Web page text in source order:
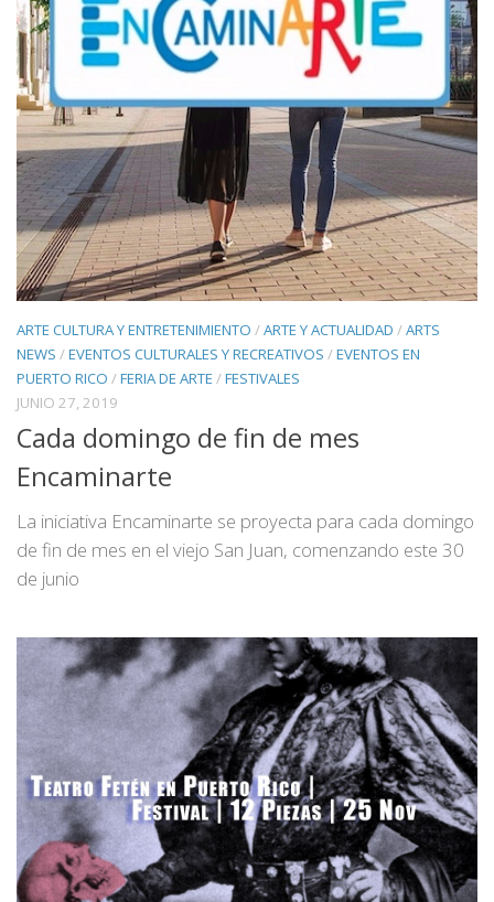
ARTE CULTURA Y ENTRETENIMIENTO /ARTE Y ACTUALIDAD /ARTS
NEWS /EVENTOS CULTURALES Y RECREATIVOS /EVENTOS EN
PUERTO RICO /FERIA DE ARTE /FESTIVALES
JUNIO 27, 2019
Cada domingo de fin de mes
Encaminarte
La iniciativa Encaminarte se proyecta para cada domingo
de fin de mes en el viejo San Juan, comenzando este 30
de junio